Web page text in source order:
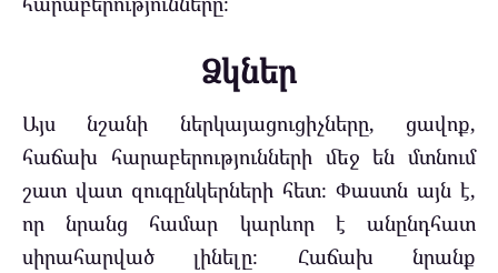
Ձկներ
Այս նշանի ներկայացուցիչները, ցավոք,
հաճախ հարաբերությունների մեջ են մտնում
շատ վատ զուգընկերների հետ։ Փաստն այն է,
որ նրանց համար կարևոր է անընդհատ
սիրահարված լինելը։ Հաճախ նրանք